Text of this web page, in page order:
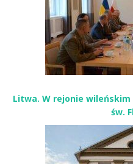
Litwa. W rejonie
św.